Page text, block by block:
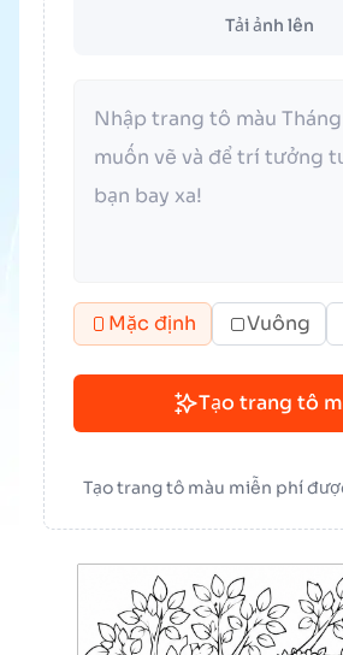
Tải ảnh lên
Mặc định Vuông
Tạo trang tô
Tạo trang tô màu miễn phí